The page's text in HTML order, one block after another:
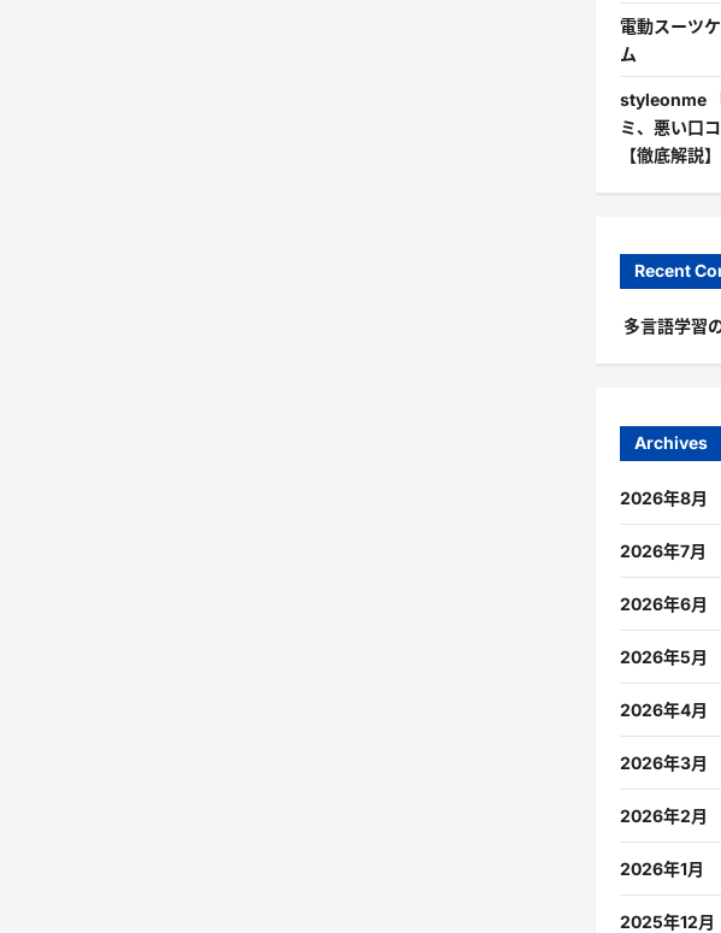
電動スーツ
ム
styleonme
ミ、悪い口
【徹底解説】
Recent
多言語学習
Archives
2026年8月
2026年7月
2026年6月
2026年5月
2026年4月
2026年3月
2026年2月
2026年1月
2025年12月